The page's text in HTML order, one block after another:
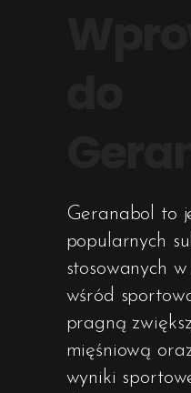
Geranabol to
popularnych
stosowanych
wśród
pragną
mięśniową
wyniki